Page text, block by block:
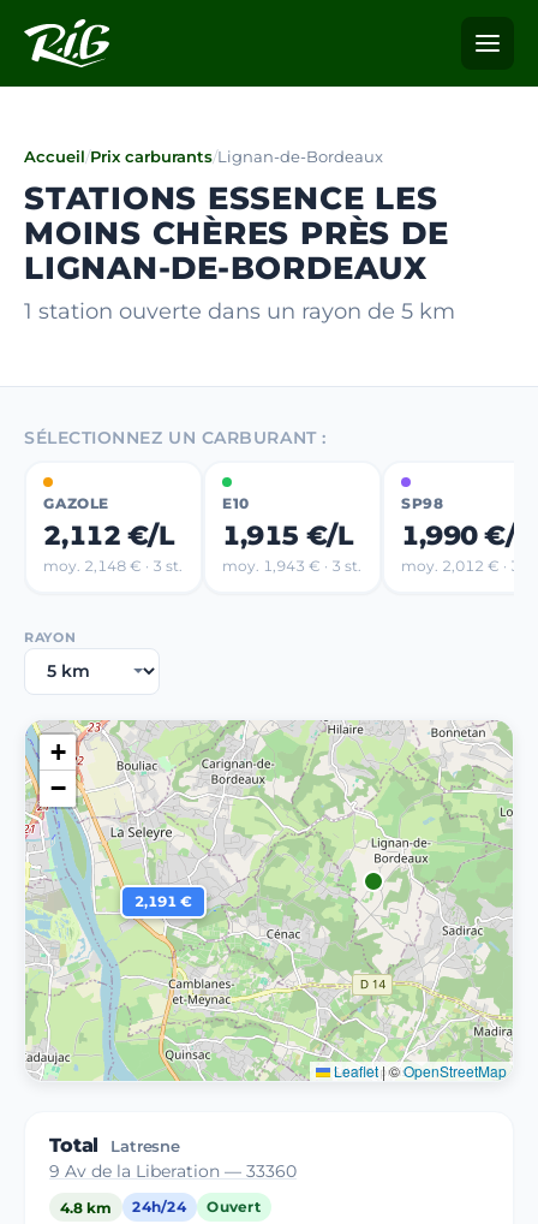
Accueil/Prix carburants/Lignan-de-Bordeaux
STATIONS ESSENCE LES
MOINS CHÈRES PRÈS DE
LIGNAN-DE-BORDEAUX
1 station ouverte dans un rayon de 5 km
SÉLECTIONNEZ UN CARBURANT :
GAZOLE
2,112 €/L
moy. 2,148 € · 3 st.
E10
1,915 €/L
moy. 1,943 € · 3 st.
SP98
1,990 €/L
moy. 2,012 € · 3
RAYON
2,191 €
+
−
Leaflet|©OpenStreetMap
Total Latresne
9 Av de la Liberation — 33360
4.8 km 24h/24 Ouvert